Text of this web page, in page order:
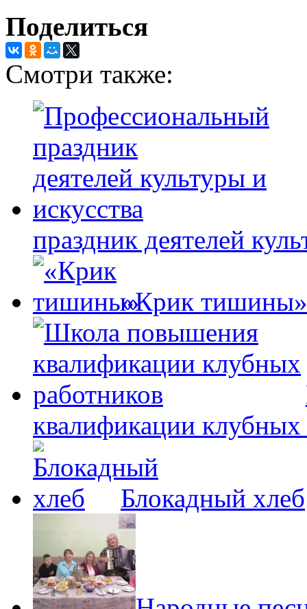
Поделиться
Смотри также:
праздник деятелей
«Крик тишины»
квалификации клубных
Блокадный хлеб